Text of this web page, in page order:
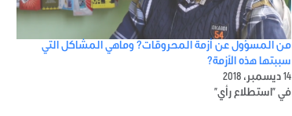
من المسؤول عن أزمة المحروقات؟ وماهي المشاكل التي
سببتها هذه الأزمة؟
14 ديسمبر، 2018
في "استطلاع رأي"